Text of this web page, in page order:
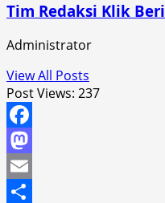
Tim Redaksi Klik
Administrator
View All Posts
Post Views: 237
Facebook
Mastodon
Email